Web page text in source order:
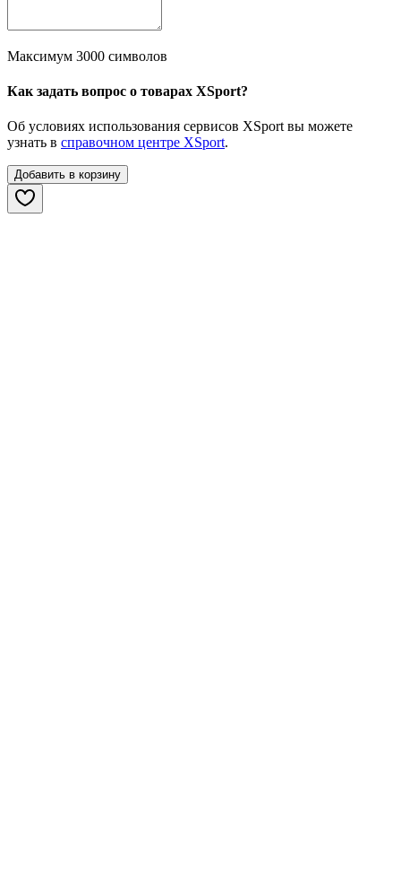
Максимум 3000 символов
Как задать вопрос о товарах XSport?
Об условиях использования сервисов XSport вы можете
узнать в справочном центре XSport.
Добавить в корзину